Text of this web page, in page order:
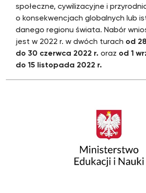
społeczne, cywilizacyjne i
o konsekwencjach globalnych lub
danego regionu świata. Nabór
jest w 2022 r. w dwóch turach od
do 30 czerwca 2022 r. oraz od 1
do 15 listopada 2022 r.